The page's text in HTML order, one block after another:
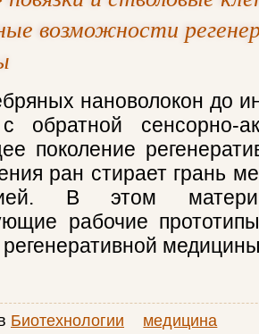
возможности
нановолокон до
обратной сенсорно-
поколение
ран стирает грань
В этом
рабочие
регенеративной
Биотехнологии
медицина